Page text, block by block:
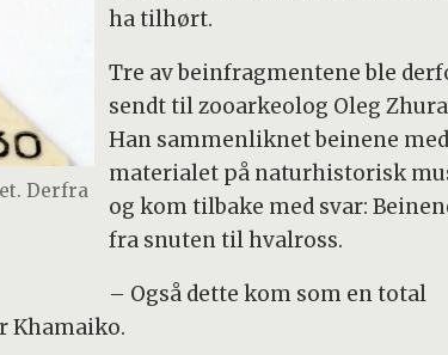
Derfra
ha tilhørt.
Tre av beinfragmentene ble
sendt til zooarkeolog Oleg
Han sammenliknet beinene med
materialet på naturhistorisk
og kom tilbake med svar:
fra snuten til hvalross.
– Også dette kom som en total
Khamaiko.